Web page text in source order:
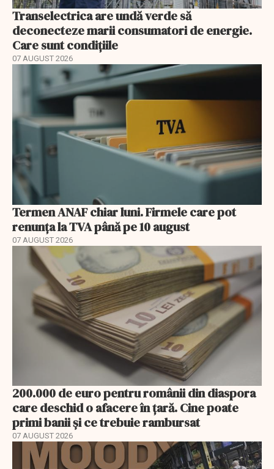
Transelectrica are undă verde să
deconecteze marii consumatori de energie.
Care sunt condițiile
07 AUGUST 2026
Termen ANAF chiar luni. Firmele care pot
renunța la TVA până pe 10 august
07 AUGUST 2026
200.000 de euro pentru românii din diaspora
care deschid o afacere în țară. Cine poate
primi banii și ce trebuie rambursat
07 AUGUST 2026